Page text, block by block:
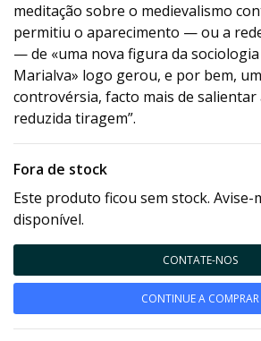
meditação sobre o medievalismo
permitiu o aparecimento — ou a
— de «uma nova figura da
Marialva» logo gerou, e por bem,
controvérsia, facto mais de salientar
reduzida tiragem”.
Fora de stock
Este produto ficou sem stock.
disponível.
CONTATE-NOS
CONTINUE A COMPRAR